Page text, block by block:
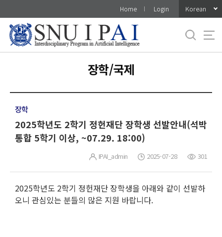
로
메
Home Login Korean
장학/국제
장학
2025학년도 2학기 정헌재단 장학생 선발안내(석박
통합 5학기 이상, ~07.29. 18:00)
IPAI_admin 2025-07-28 301
2025학년도 2학기 정헌재단 장학생을 아래와 같이 선발하
오니 관심있는 분들의 많은 지원 바랍니다.